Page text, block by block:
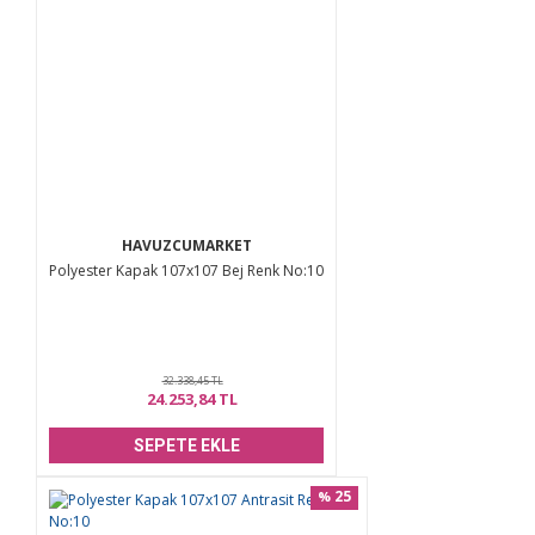
Gönder
HAVUZCUMARKET
Polyester Kapak 107x107 Bej Renk No:10
32.338,45 TL
24.253,84 TL
SEPETE EKLE
% 25